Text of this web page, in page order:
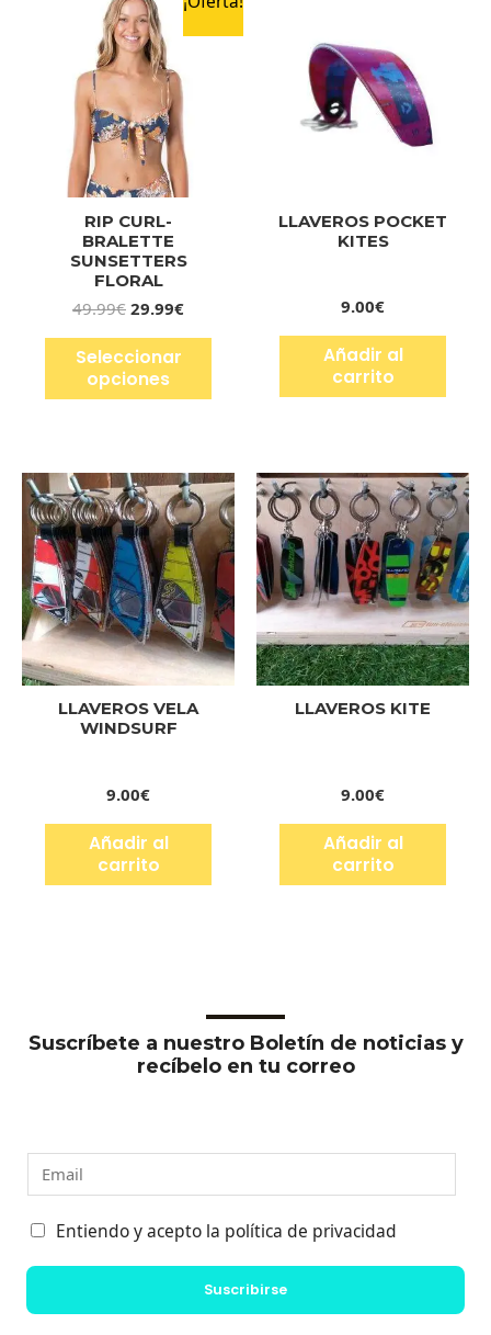
RIP CURL-
BRALETTE
SUNSETTERS
FLORAL
49.99€ 29.99€
Seleccionar
opciones
LLAVEROS POCKET
KITES
9.00€
Añadir al
carrito
LLAVEROS VELA
WINDSURF
9.00€
Añadir al
carrito
LLAVEROS KITE
9.00€
Añadir al
carrito
Suscríbete a nuestro Boletín de noticias y
recíbelo en tu correo
m
a
i
l
C
s
i
Entiendo y acepto la política de privacidad
Suscribirse